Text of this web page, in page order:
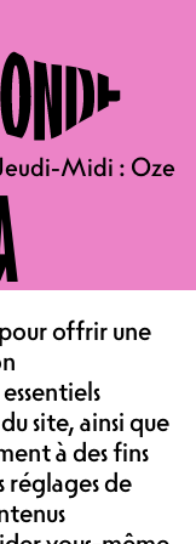
‹
Midi : Oze
&
Midi : Oze
DE
12H15
: une
offrir une
site, ainsi que
à des fins
réglages de